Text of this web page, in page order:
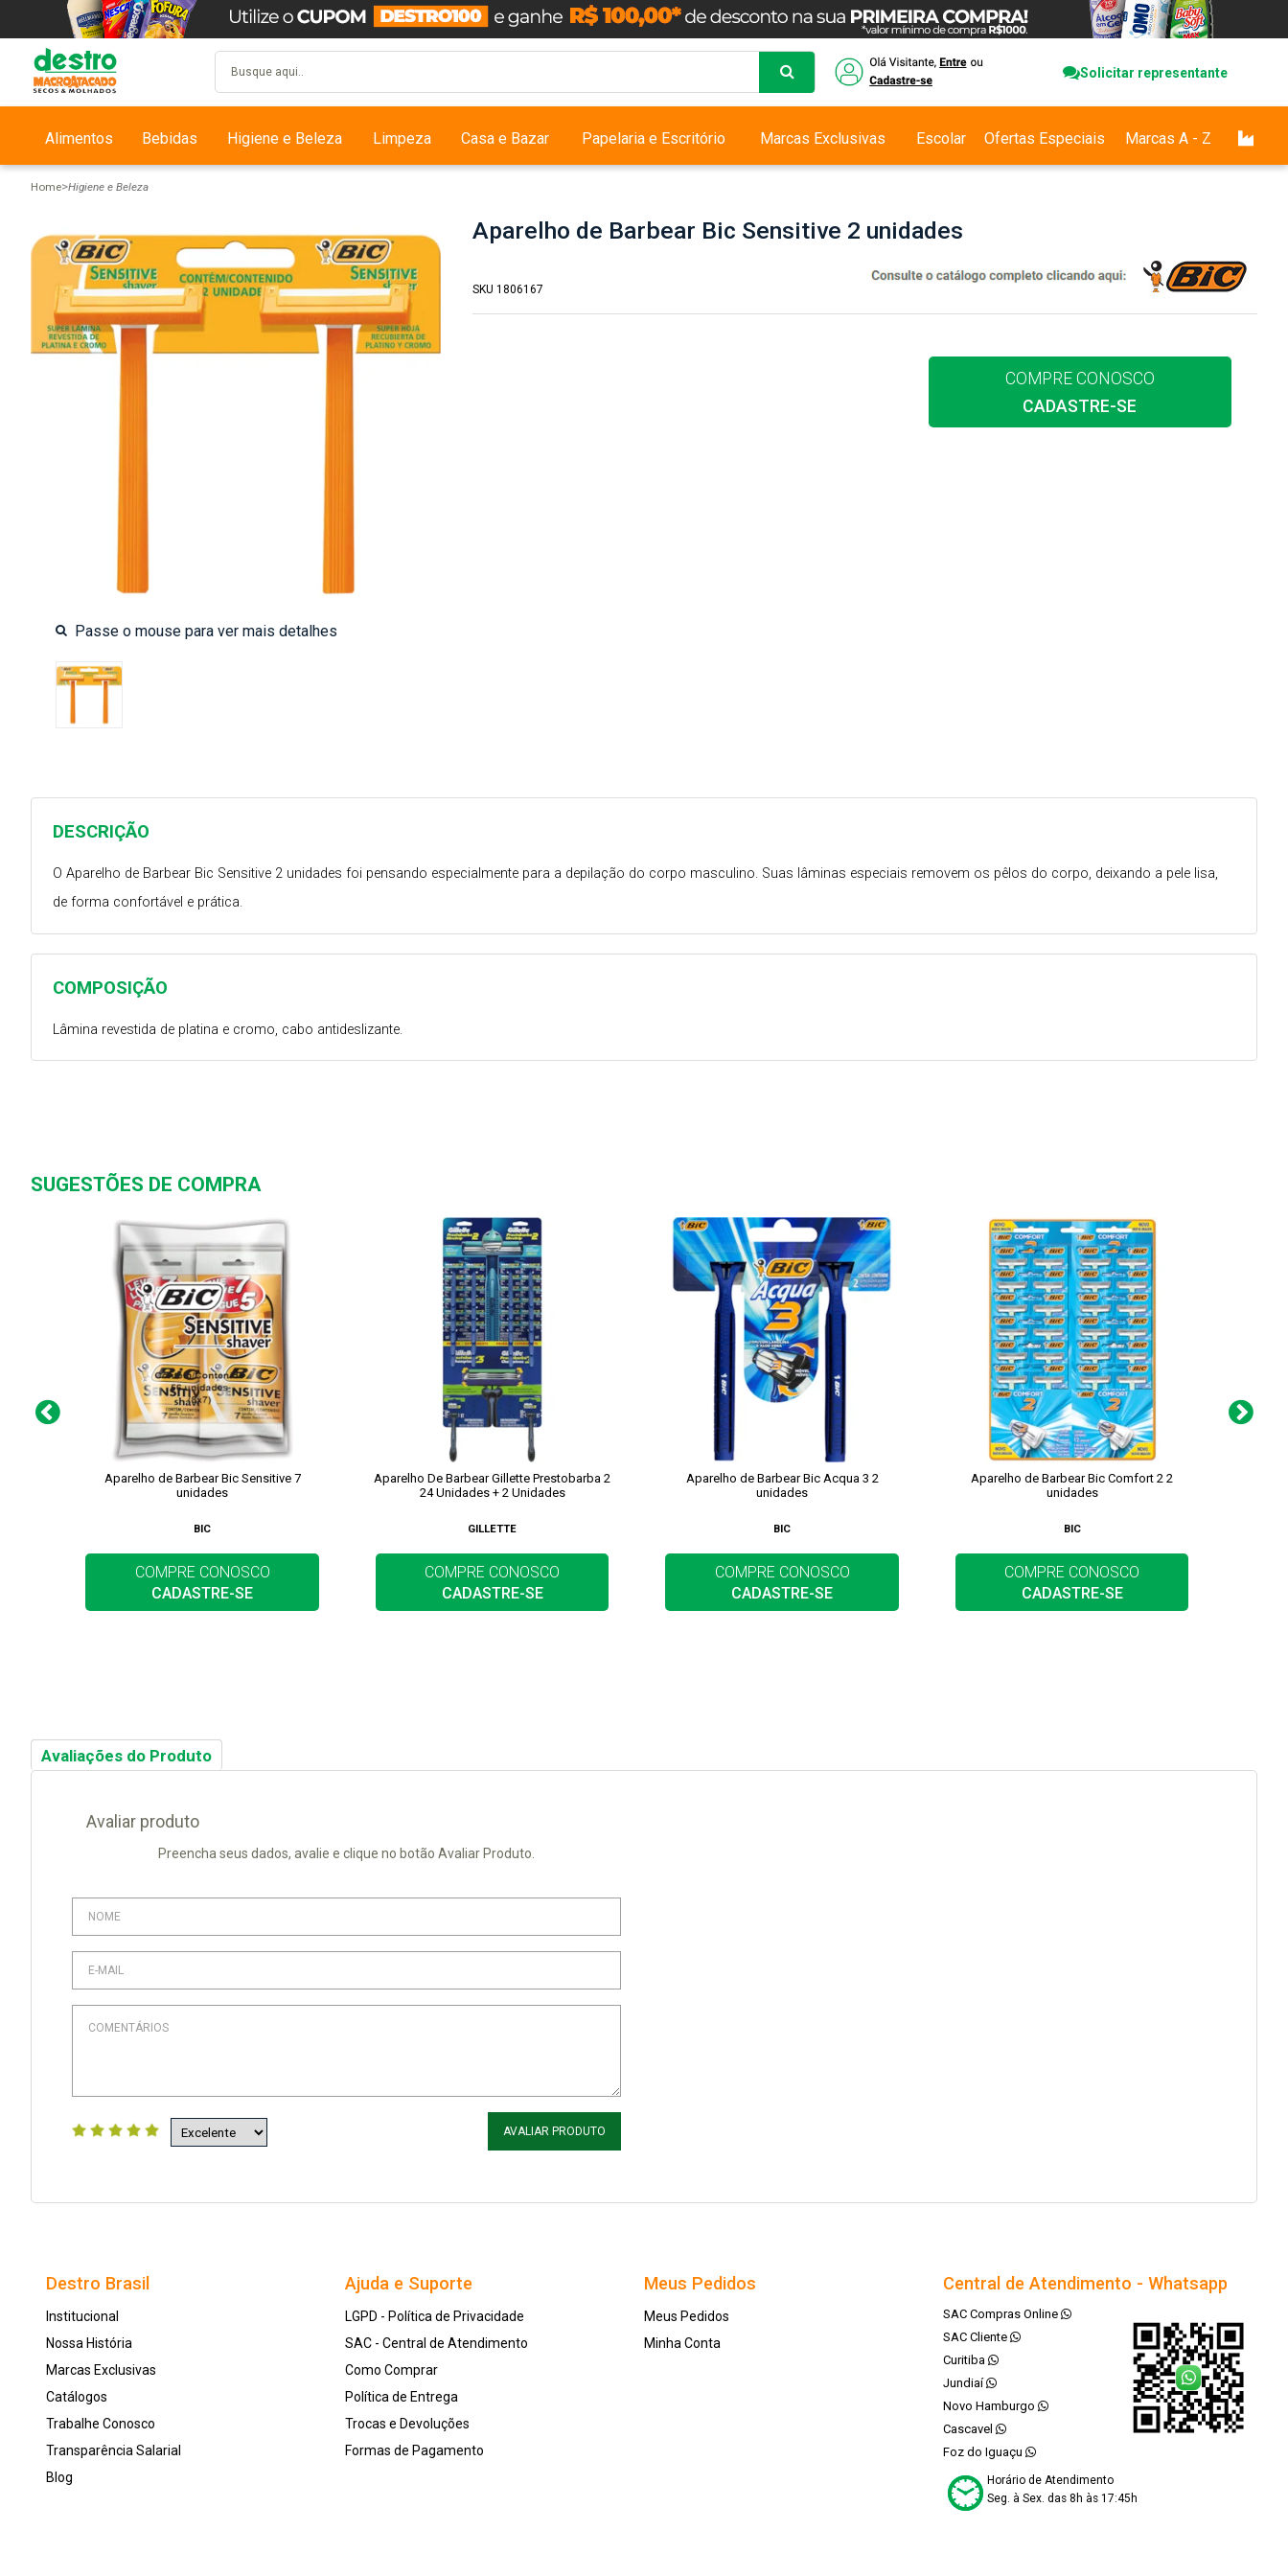
Solicitar representante
Alimentos Bebidas Higiene e Beleza Limpeza Casa e Bazar Papelaria e Escritório Marcas Exclusivas Escolar Ofertas Especiais Marcas A - Z
Home Higiene e Beleza
Aparelho de Barbear Bic Sensitive 2 unidades
SKU 1806167
COMPRE CONOSCO
CADASTRE-SE
COMPOSIÇÃO
Lâmina revestida de platina e cromo, cabo antideslizante.
DESCRIÇÃO
O Aparelho de Barbear Bic Sensitive 2 unidades foi pensando especialmente para a depilação do corpo masculino. Suas lâminas especiais removem os pêlos do corpo, deixando a pele lisa,
de forma confortável e prática.
SUGESTÕES DE COMPRA
Aparelho de Barbear Bic Sensitive 7
unidades
BIC
COMPRE CONOSCO
CADASTRE-SE
Aparelho De Barbear Gillette Prestobarba 2
24 Unidades + 2 Unidades
GILLETTE
COMPRE CONOSCO
CADASTRE-SE
Aparelho de Barbear Bic Acqua 3 2
unidades
BIC
COMPRE CONOSCO
CADASTRE-SE
Aparelho de Barbear Bic Comfort 2 2
unidades
BIC
COMPRE CONOSCO
CADASTRE-SE
Avaliações do Produto
Avaliar produto
Preencha seus dados, avalie e clique no botão Avaliar Produto.
AVALIAR PRODUTO
Destro Brasil
Institucional
Nossa História
Marcas Exclusivas
Catálogos
Trabalhe Conosco
Transparência Salarial
Blog
Ajuda e Suporte
LGPD - Política de Privacidade
SAC - Central de Atendimento
Como Comprar
Política de Entrega
Trocas e Devoluções
Formas de Pagamento
Meus Pedidos
Meus Pedidos
Minha Conta
Central de Atendimento - Whatsapp
SAC Compras Online
SAC Cliente
Curitiba
Jundiaí
Novo Hamburgo
Cascavel
Foz do Iguaçu
Horário de Atendimento
Seg. à Sex. das 8h às 17:45h